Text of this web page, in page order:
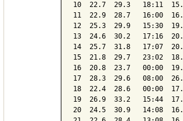
10  22.7  29.3   18:11
11  22.9  28.7   16:00
12  25.3  29.9   15:30
13  24.6  30.2   17:16
14  25.7  31.8   17:07
15  21.8  29.7   23:02
16  20.8  23.7   00:00
17  28.3  29.6   08:00
18  22.4  28.6   00:00
19  26.9  33.2   15:44
20  24.5  30.9   14:08